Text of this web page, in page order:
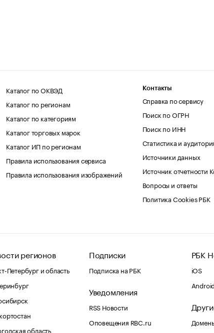
Каталог по ОКВЭД
Каталог по регионам
Каталог по категориям
Каталог торговых марок
Каталог ИП по регионам
Правила использования сервиса
Правила использования изображений
Контакты
Справка по сервису
Поиск по ОГРН
Поиск по ИНН
Статистика и
Источники данных
Источник отчетности
Вопросы и ответы
Политика Cookies РБК
регионов
Петербург и область
область
Подписки
Подписка на РБК
Уведомления
RSS Новости
Оповещения RBC.ru
РБК
iOS